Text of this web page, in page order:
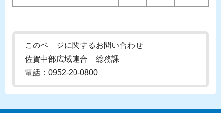
このページに関するお問い合わせ
佐賀中部広域連合 総務課
電話：0952-20-0800